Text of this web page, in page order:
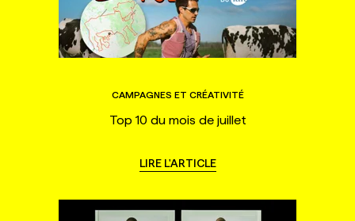
CAMPAGNES ET CRÉATIVITÉ
Top 10 du mois de juillet
LIRE L'ARTICLE